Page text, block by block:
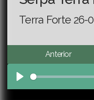
Terra Forte 26-
Anterior
Play